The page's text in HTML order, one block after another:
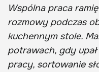
Wspólna praca
rozmowy podczas
kuchennym stole.
potrawach, gdy
pracy, sortowanie